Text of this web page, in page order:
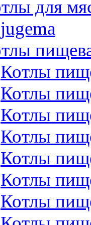
для
jugema
Котлы
Котлы
Котлы
Котлы
Котлы
Котлы
Котлы